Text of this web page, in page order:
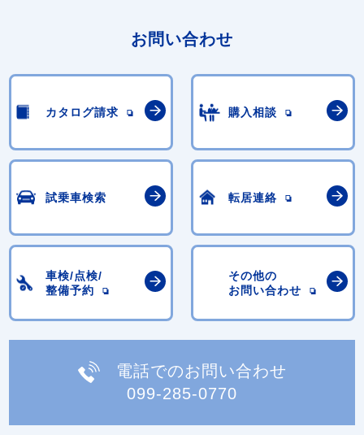
お問い合わせ
カタログ請求 購入相談
試乗車検索 転居連絡
車検/点検/
整備予約
その他の
お問い合わせ
電話でのお問い合わせ
099-285-0770